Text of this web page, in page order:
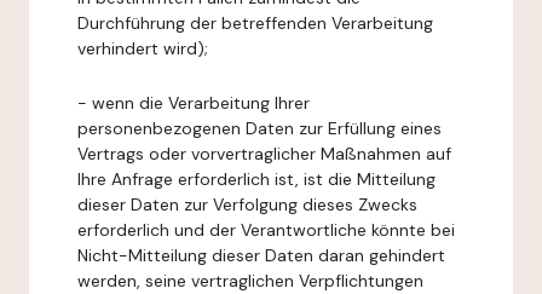
Durchführung der betreffenden Verarbeitung
verhindert wird);
- wenn die Verarbeitung Ihrer
personenbezogenen Daten zur Erfüllung eines
Vertrags oder vorvertraglicher Maßnahmen auf
Ihre Anfrage erforderlich ist, ist die Mitteilung
dieser Daten zur Verfolgung dieses Zwecks
erforderlich und der Verantwortliche könnte bei
Nicht-Mitteilung dieser Daten daran gehindert
werden, seine vertraglichen Verpflichtungen